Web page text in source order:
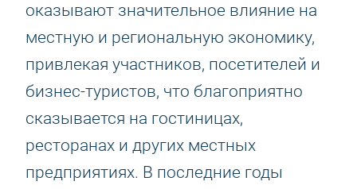
оказывают значительное влияние на
местную и региональную экономику,
привлекая участников, посетителей и
бизнес-туристов, что благоприятно
сказывается на гостиницах,
ресторанах и других местных
предприятиях. В последние годы